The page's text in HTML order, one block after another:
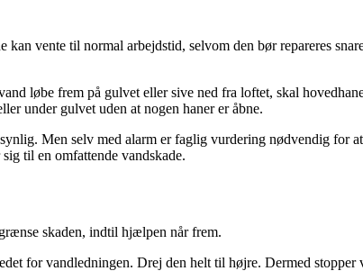
vente til normal arbejdstid, selvom den bør repareres
løbe frem på gulvet eller sive ned fra loftet, skal
under gulvet uden at nogen haner er åbne.
Men selv med alarm er faglig vurdering nødvendig for
til en omfattende vandskade.
skaden, indtil hjælpen når frem.
for vandledningen. Drej den helt til højre. Dermed